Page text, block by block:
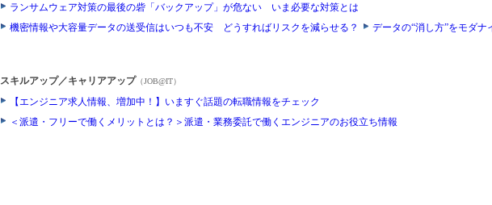
ランサムウェア対策の最後の砦「バックアップ」が危ない いま必要な対策とは
機密情報や大容量データの送受信はいつも不安 どうすればリスクを減らせる？
データの“消し方”をモダナ
スキルアップ／キャリアアップ （JOB@IT）
【エンジニア求人情報、増加中！】いますぐ話題の転職情報をチェック
＜派遣・フリーで働くメリットとは？＞派遣・業務委託で働くエンジニアのお役立ち情報